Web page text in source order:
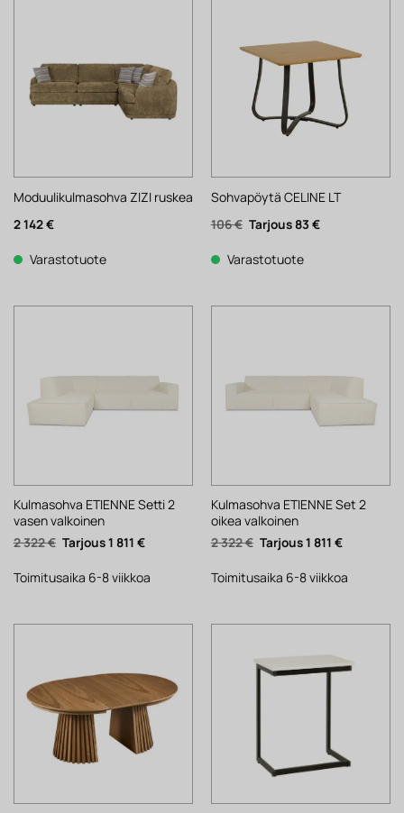
Moduulikulmasohva ZIZI ruskea
2 142€
Varastotuote
Sohvapöytä CELINE LT
106€ Alkuperäinen
hinta
106 €.
83 €Nykyinen
Varastotuote
Kulmasohva ETIENNE Setti 2
vasen valkoinen
2 322€ Alkuperäinen
hinta
2
322 €.
1 811 €Nykyinen
1
811 €.
Toimitusaika 6-8 viikkoa
Kulmasohva ETIENNE Set 2
oikea valkoinen
2 322€ Alkuperäinen
hinta
2
322 €.
1 811 €Nykyinen
1
811 €.
Toimitusaika 6-8 viikkoa